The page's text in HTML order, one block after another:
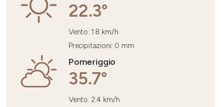
22.3°
Vento: 1.8 km/h
Precipitazioni: 0 mm
Pomeriggio
35.7°
Vento: 2.4 km/h